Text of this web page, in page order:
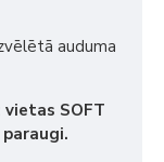
auduma
SOFT